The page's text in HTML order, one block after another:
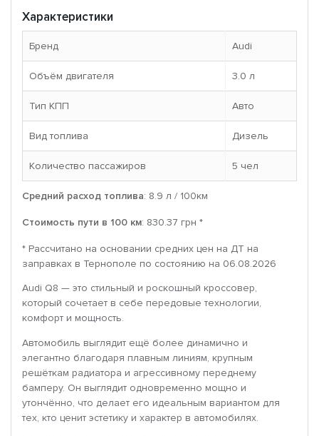
Характеристики
Бренд Audi
Объём двигателя 3.0 л
Тип КПП Авто
Вид топлива Дизель
Количество пассажиров 5 чел
Средний расход топлива: 8.9 л / 100км
Стоимость пути в 100 км: 830.37 грн *
* Рассчитано на основании средних цен на ДТ на
заправках в Тернополе по состоянию на 06.08.2026
Audi Q8 — это стильный и роскошный кроссовер,
который сочетает в себе передовые технологии,
комфорт и мощность.
Автомобиль выглядит ещё более динамично и
элегантно благодаря плавным линиям, крупным
решёткам радиатора и агрессивному переднему
бамперу. Он выглядит одновременно мощно и
утончённо, что делает его идеальным вариантом для
тех, кто ценит эстетику и характер в автомобилях.